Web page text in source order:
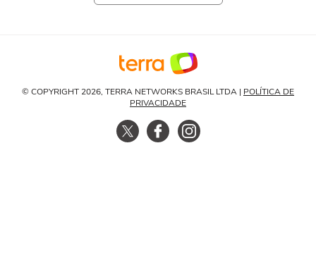
© COPYRIGHT 2026, TERRA NETWORKS BRASIL LTDA | POLÍTICA DE
PRIVACIDADE